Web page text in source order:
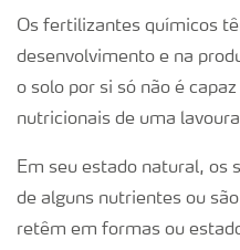
Os fertilizantes químicos
desenvolvimento e na
o solo por si só não é
nutricionais de uma
Em seu estado natural, os
de alguns nutrientes ou
retêm em formas ou